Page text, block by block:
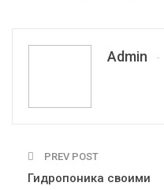
Admin
PREV POST
Гидропоника своими